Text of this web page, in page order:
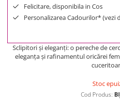
Felicitare, disponibila in Cos
Personalizarea Cadourilor* (vezi
Sclipitori şi eleganţi: o pereche de
eleganţa şi rafinamentul oricărei
Stoc
Cod Produs: